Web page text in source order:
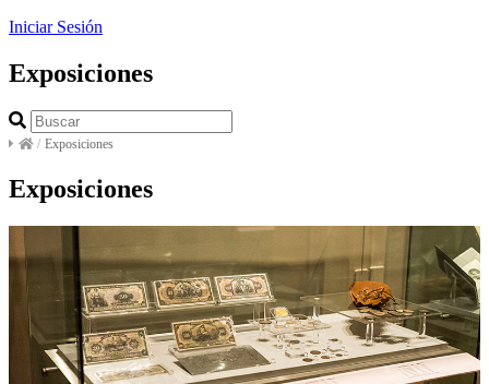
Iniciar Sesión
Exposiciones
/ Exposiciones
Exposiciones